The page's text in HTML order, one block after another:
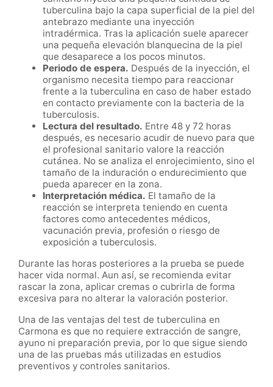
tuberculina bajo la capa superficial de la piel del
antebrazo mediante una inyección
intradérmica. Tras la aplicación suele aparecer
una pequeña elevación blanquecina de la piel
que desaparece a los pocos minutos.
Periodo de espera. Después de la inyección, el
organismo necesita tiempo para reaccionar
frente a la tuberculina en caso de haber estado
en contacto previamente con la bacteria de la
tuberculosis.
Lectura del resultado. Entre 48 y 72 horas
después, es necesario acudir de nuevo para que
el profesional sanitario valore la reacción
cutánea. No se analiza el enrojecimiento, sino el
tamaño de la induración o endurecimiento que
pueda aparecer en la zona.
Interpretación médica. El tamaño de la
reacción se interpreta teniendo en cuenta
factores como antecedentes médicos,
vacunación previa, profesión o riesgo de
exposición a tuberculosis.
Durante las horas posteriores a la prueba se puede
hacer vida normal. Aun así, se recomienda evitar
rascar la zona, aplicar cremas o cubrirla de forma
excesiva para no alterar la valoración posterior.
Una de las ventajas del test de tuberculina en
Carmona es que no requiere extracción de sangre,
ayuno ni preparación previa, por lo que sigue siendo
una de las pruebas más utilizadas en estudios
preventivos y controles sanitarios.